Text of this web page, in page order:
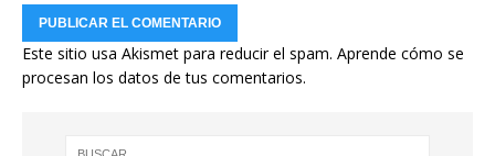
Este sitio usa Akismet para reducir el spam. Aprende cómo se
procesan los datos de tus comentarios.